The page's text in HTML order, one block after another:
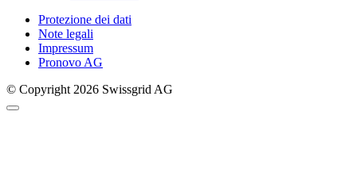
Protezione dei dati
Note legali
Impressum
Pronovo AG
© Copyright 2026 Swissgrid AG